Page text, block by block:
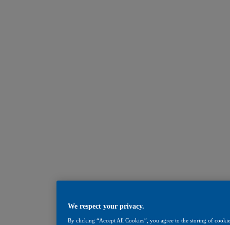
We respect your privacy.
By clicking “Accept All Cookies”, you agree to the storing of